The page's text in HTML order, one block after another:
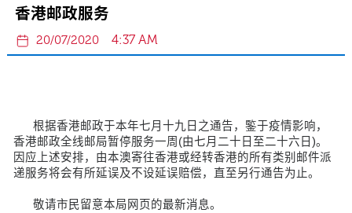
香港邮政服务
20/07/2020 4:37 AM
根据香港邮政于本年七月十九日之通告，鍳于疫情影响，
香港邮政全线邮局暂停服务一周(由七月二十日至二十六日)。
因应上述安排，由本澳寄往香港或经转香港的所有类别邮件派
递服务将会有所延误及不设延误赔偿，直至另行通告为止。
敬请市民留意本局网页的最新消息。